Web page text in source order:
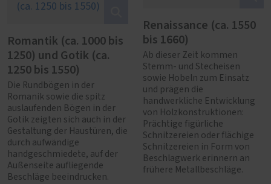
Romantik (ca. 1000 bis
1250) und Gotik (ca.
1250 bis 1550)
Die Rundbögen in der
Romanik sowie die spitz
auslaufenden Bögen in der
Gotik zeigten sich auch in der
Gestaltung der Haustüren, die
durch aufwändige
handgeschmiedete, auf der
Außenseite aufliegende
Beschläge beeindrucken.
Renaissance (ca. 1550
bis 1660)
Ab dieser Zeit kommen
Stemm- und Stecheisen
sowie Hobeln zum Einsatz
und prägen die
handwerkliche Entwicklung
von Holzkonstruktionen:
Prächtige figürliche
Schnitzereien oder flächige
Schnitzereien in Form von
Beschlagwerk erinnern an
frühere Metallbeschläge.